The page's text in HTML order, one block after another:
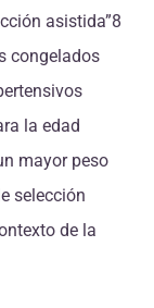
asistida”8
congelados
la edad
mayor peso
selección
de la